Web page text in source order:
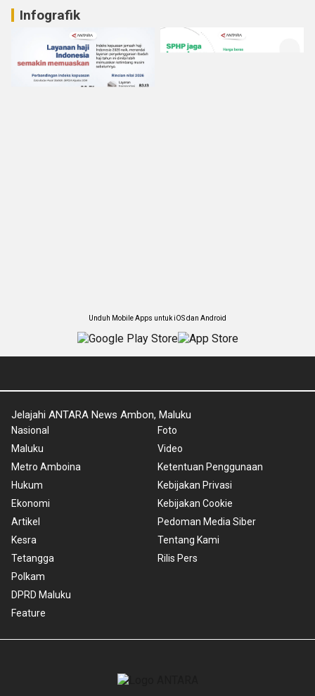
Infografik
Unduh Mobile Apps untuk iOS dan Android
Jelajahi ANTARA News Ambon, Maluku
Nasional
Maluku
Metro Amboina
Hukum
Ekonomi
Artikel
Kesra
Tetangga
Polkam
DPRD Maluku
Feature
Foto
Video
Ketentuan Penggunaan
Kebijakan Privasi
Kebijakan Cookie
Pedoman Media Siber
Tentang Kami
Rilis Pers